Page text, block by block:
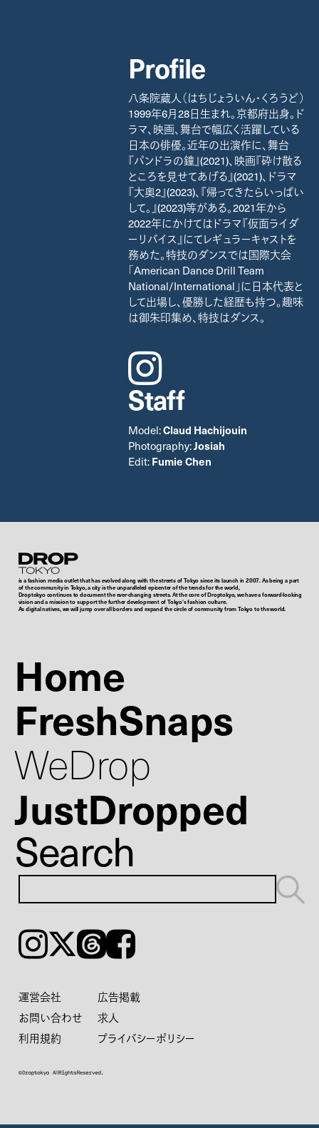
Profile
八条院蔵人（はちじょういん・くろうど）
1999年6月28日生まれ。京都府出身。ド
ラマ、映画、舞台で幅広く活躍している
日本の俳優。近年の出演作に、舞台
『パンドラの鐘』(2021)、映画『砕け散る
ところを見せてあげる』(2021)、ドラマ
『大奥2』(2023)、『帰ってきたらいっぱい
して。』(2023)等がある。2021年から
2022年にかけてはドラマ『仮面ライダ
ーリバイス』にてレギュラーキャストを
務めた。特技のダンスでは国際大会
「American Dance Drill Team
National/International」に日本代表と
して出場し、優勝した経歴も持つ。趣味
は御朱印集め、特技はダンス。
instagram
Staff
Model:Claud Hachijouin
Photography:Josiah
Edit:Fumie Chen
Droptokyo
is a fashion media outlet that has evolved along with the streets of Tokyo since its launch in 2007. As being a part
of the community in Tokyo, a city is the unparalleled epicenter of the trends for the world,
Droptokyo continues to document the ever-changing streets. At the core of Droptokyo, we have a forward-looking
vision and a mission to support the further development of Tokyo’s fashion culture.
As digital natives, we will jump over all borders and expand the circle of community from Tokyo to the world.
Home
FreshSnaps
WeDrop
JustDropped
Search
Instagram𝕏ThreadsFacebook
運営会社
広告掲載
お問い合わせ
求人
利用規約
プライバシーポリシー